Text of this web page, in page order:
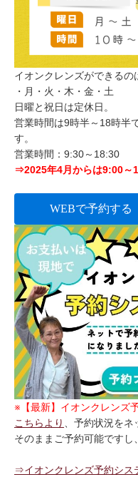
イオンクレンズができるの
・月・火・木・金・土
日曜と祝日は定休日。
営業時間は9時半～18時半
す。
営業時間：9:30～18:30
⇒2025年4月からは9:00～
WEBで予約する
※【最新】イオンクレンズ
こちらより
、予約状況を
そのままご予約可能ですし
⇒イオンクレンズ予約シス